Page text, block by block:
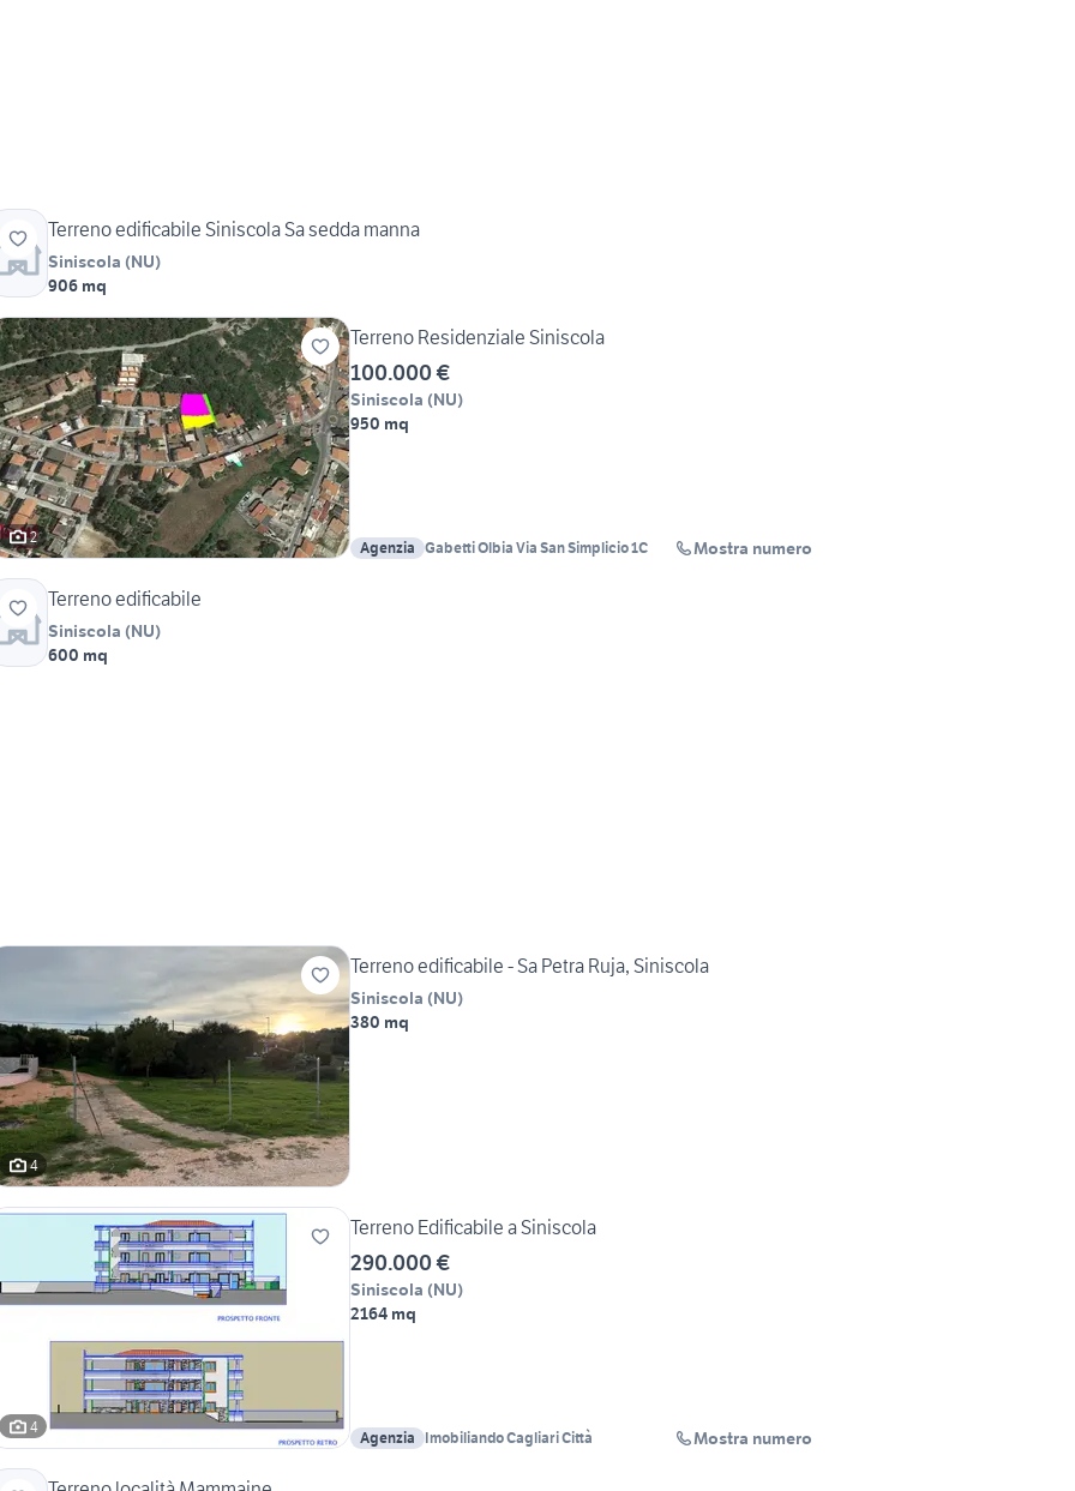
Terreno edificabile Siniscola Sa sedda manna
Siniscola (NU)
906 mq
2
Terreno Residenziale Siniscola
100.000 €
Siniscola (NU)
950 mq
Agenzia Gabetti Olbia Via San Simplicio 1C Mostra numero
Terreno edificabile
Siniscola (NU)
600 mq
4
Terreno edificabile - Sa Petra Ruja, Siniscola
Siniscola (NU)
380 mq
4
Terreno Edificabile a Siniscola
290.000 €
Siniscola (NU)
2164 mq
Agenzia Imobiliando Cagliari Città Mostra numero